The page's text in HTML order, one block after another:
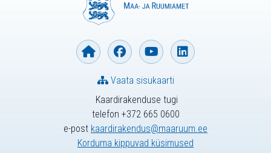
Kaardirakenduse tugi
telefon +372 665 0600
e-post kaardirakendus@maaruum.ee
Korduma kippuvad küsimused
Vaata sisukaarti